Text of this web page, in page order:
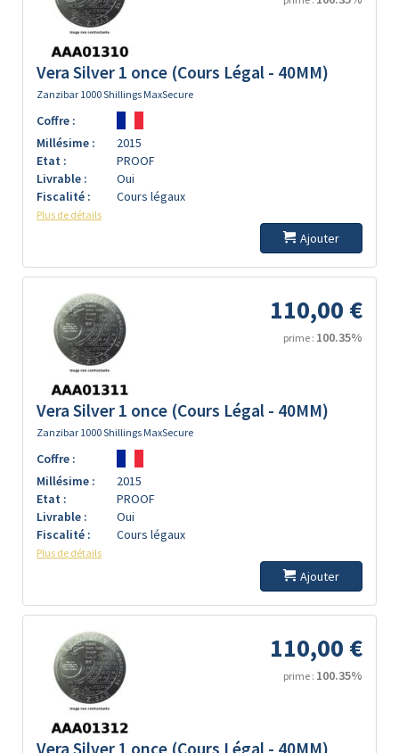
Vera Silver 1 once (Cours Légal - 40MM)
Zanzibar 1000 Shillings MaxSecure
Coffre :
Millésime :
2015
Etat :
PROOF
Livrable :
Oui
Fiscalité :
Cours légaux
Plus de détails
Ajouter
110,00 €
prime : 100.35%
Vera Silver 1 once (Cours Légal - 40MM)
Zanzibar 1000 Shillings MaxSecure
Coffre :
Millésime :
2015
Etat :
PROOF
Livrable :
Oui
Fiscalité :
Cours légaux
Plus de détails
Ajouter
110,00 €
prime : 100.35%
Vera Silver 1 once (Cours Légal - 40MM)